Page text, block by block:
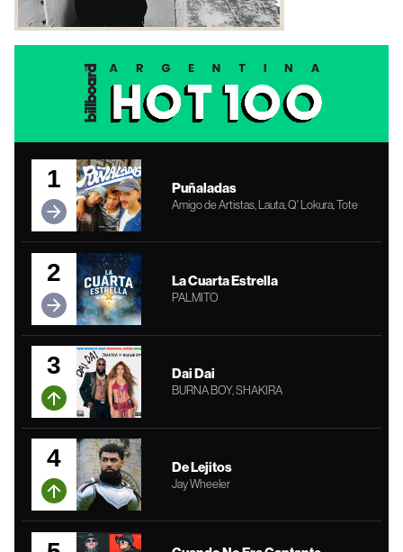
1 Puñaladas
Amigo de Artistas, Lauta, Q' Lokura, Tote
2 La Cuarta Estrella
PALMITO
3 Dai Dai
BURNA BOY, SHAKIRA
4 De Lejitos
Jay Wheeler